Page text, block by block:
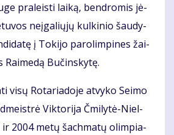
pra­leis­ti lai­ką, ben­dro­mis jė­
ne­įga­lių­jų kul­ki­nio šau­dy­
į To­ki­jo pa­ro­lim­pi­nes žai­
Rai­me­dą Bu­čins­ky­tę.
vi­sų Ro­ta­ria­do­je at­vy­ko Sei­mo
Vik­to­ri­ja Čmi­ly­tė-Niel­
ir 2004 me­tų šach­ma­tų olim­pia­